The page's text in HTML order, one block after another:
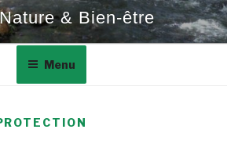
& Bien-être
Menu